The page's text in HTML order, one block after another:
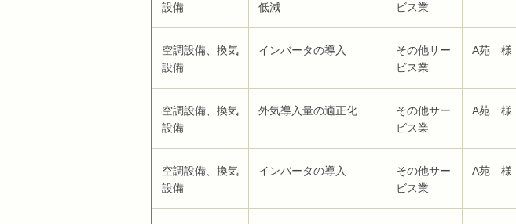
設備
低減
ビス業
空調設備、換気
設備
インバータの導入
その他サー
ビス業
A苑 様
空調設備、換気
設備
外気導入量の適正化
その他サー
ビス業
A苑 様
空調設備、換気
設備
インバータの導入
その他サー
ビス業
A苑 様